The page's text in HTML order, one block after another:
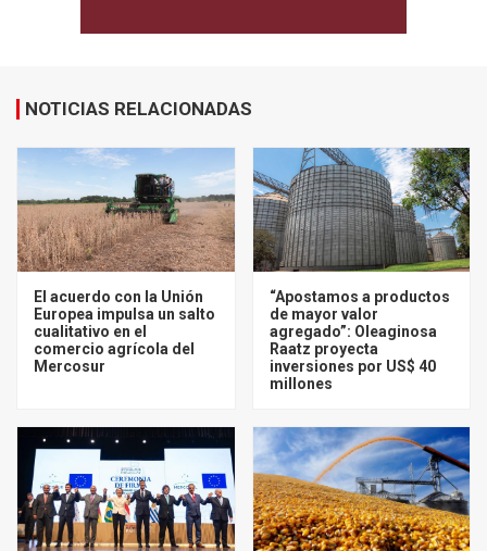
NOTICIAS RELACIONADAS
El acuerdo con la Unión
Europea impulsa un salto
cualitativo en el
comercio agrícola del
Mercosur
“Apostamos a productos
de mayor valor
agregado”: Oleaginosa
Raatz proyecta
inversiones por US$ 40
millones